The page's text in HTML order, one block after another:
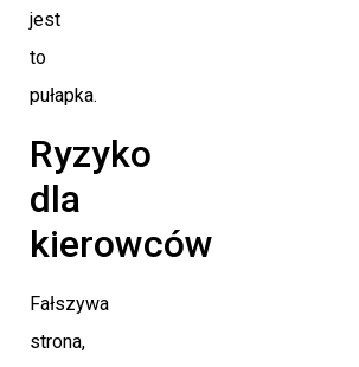
jest
to
pułapka.
Ryzyko
dla
kierowców
Fałszywa
strona,